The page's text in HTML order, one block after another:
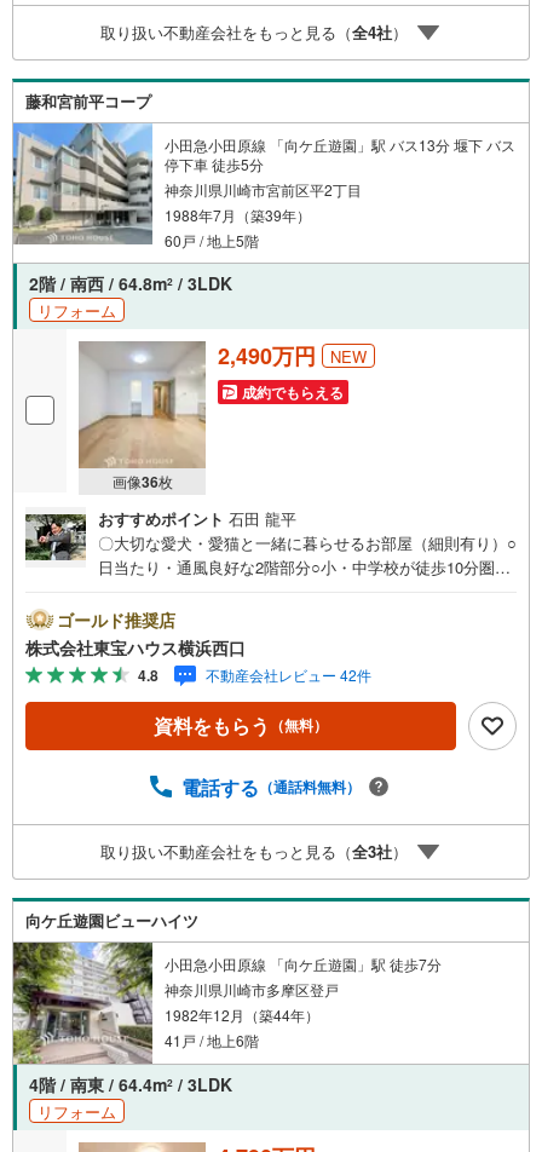
らまずは、お気軽に東宝ハウス溝の口に相談してみません
か？何も決まっていなくて大丈夫！まずはお客様の夢をお
聞かせ下さい！未来の「不安」を「安心」に変える「未来
カレンダー」もご来店時に好評です。スタッフ一同いつで
もお客様のお問合せをお待ちしております。
取り扱い不動産会社をもっと見る（全4社）
藤和宮前平コープ
小田急小田原線 「向ケ丘遊園」駅 バス13分 堰下 バス
停下車 徒歩5分
神奈川県川崎市宮前区平2丁目
1988年7月（築39年）
60戸 / 地上5階
2階 / 南西 / 64.8m2 / 3LDK
リフォーム
画像36枚
2,490万円 NEW
成約でもらえる
おすすめポイント 石田 龍平
〇大切な愛犬・愛猫と一緒に暮らせるお部屋（細則有り）○
日当たり・通風良好な2階部分○小・中学校が徒歩10分圏
動産キャンペーン対象店舗ーーーー当店で物件を成約する
とPayPayボーナスライトがもらえる「Yahoo！ 不動産 物
件ご成約キャンペーン」の対象になります。「資料をもら
う」「見学予約をする」ボタンからお問い合わせくださ
い。※必ずYahoo！ JAPAN IDでログインしてください。※P
ayPayボーナスライトは出金と譲渡はできません。有効期
ーーーーーーーーーーーー紹介金融機関/都市銀行利率/年利
あり、実際の適用金利は融資実行時のものとなります。金
利情勢により表記の返済額と異なる場合があります。ーー
ーーーーーーーーーーーーーーーーーーーーーーー
ゴールド推奨店
株式会社東宝ハウス横浜西口
4.8 不動産会社レビュー 42件
資料をもらう （無料）
電話する （通話料無料）
取り扱い不動産会社をもっと見る（全3社）
向ケ丘遊園ビューハイツ
小田急小田原線 「向ケ丘遊園」駅 徒歩7分
神奈川県川崎市多摩区登戸
1982年12月（築44年）
41戸 / 地上6階
4階 / 南東 / 64.4m2 / 3LDK
リフォーム